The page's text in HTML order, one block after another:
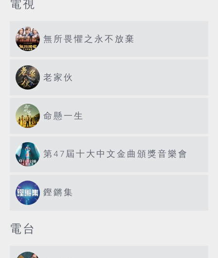
電視
無所畏懼之永不放棄
老家伙
命懸一生
第47屆十大中文金曲頒獎音樂會
鏗鏘集
電台